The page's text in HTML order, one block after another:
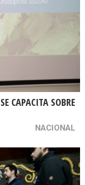
CAPACITA SOBRE
NACIONAL